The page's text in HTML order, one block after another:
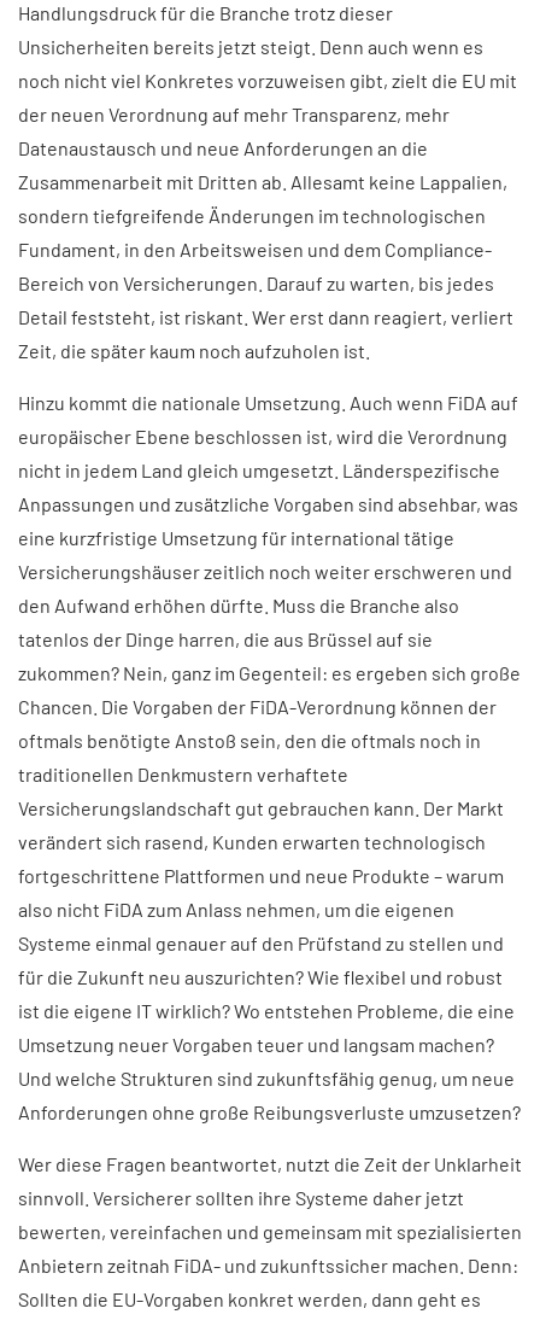
Handlungsdruck für die Branche trotz dieser
Unsicherheiten bereits jetzt steigt. Denn auch wenn es
noch nicht viel Konkretes vorzuweisen gibt, zielt die EU mit
der neuen Verordnung auf mehr Transparenz, mehr
Datenaustausch und neue Anforderungen an die
Zusammenarbeit mit Dritten ab. Allesamt keine Lappalien,
sondern tiefgreifende Änderungen im technologischen
Fundament, in den Arbeitsweisen und dem Compliance-
Bereich von Versicherungen. Darauf zu warten, bis jedes
Detail feststeht, ist riskant. Wer erst dann reagiert, verliert
Zeit, die später kaum noch aufzuholen ist.
Hinzu kommt die nationale Umsetzung. Auch wenn FiDA auf
europäischer Ebene beschlossen ist, wird die Verordnung
nicht in jedem Land gleich umgesetzt. Länderspezifische
Anpassungen und zusätzliche Vorgaben sind absehbar, was
eine kurzfristige Umsetzung für international tätige
Versicherungshäuser zeitlich noch weiter erschweren und
den Aufwand erhöhen dürfte. Muss die Branche also
tatenlos der Dinge harren, die aus Brüssel auf sie
zukommen? Nein, ganz im Gegenteil: es ergeben sich große
Chancen. Die Vorgaben der FiDA-Verordnung können der
oftmals benötigte Anstoß sein, den die oftmals noch in
traditionellen Denkmustern verhaftete
Versicherungslandschaft gut gebrauchen kann. Der Markt
verändert sich rasend, Kunden erwarten technologisch
fortgeschrittene Plattformen und neue Produkte – warum
also nicht FiDA zum Anlass nehmen, um die eigenen
Systeme einmal genauer auf den Prüfstand zu stellen und
für die Zukunft neu auszurichten? Wie flexibel und robust
ist die eigene IT wirklich? Wo entstehen Probleme, die eine
Umsetzung neuer Vorgaben teuer und langsam machen?
Und welche Strukturen sind zukunftsfähig genug, um neue
Anforderungen ohne große Reibungsverluste umzusetzen?
Wer diese Fragen beantwortet, nutzt die Zeit der Unklarheit
sinnvoll. Versicherer sollten ihre Systeme daher jetzt
bewerten, vereinfachen und gemeinsam mit spezialisierten
Anbietern zeitnah FiDA- und zukunftssicher machen. Denn:
Sollten die EU-Vorgaben konkret werden, dann geht es